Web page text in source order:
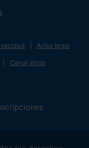
Aviso legal
Canal ético